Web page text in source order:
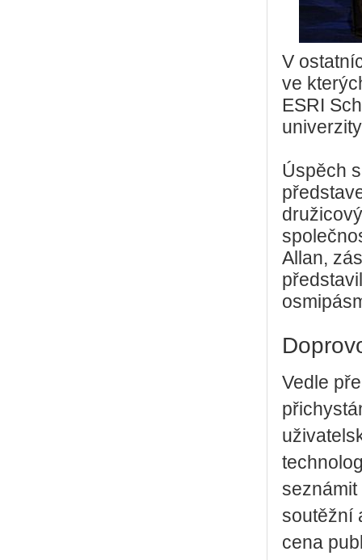
V
ve
ESRI
Úspěch
Allan,
Vedle
soutěžní
cena